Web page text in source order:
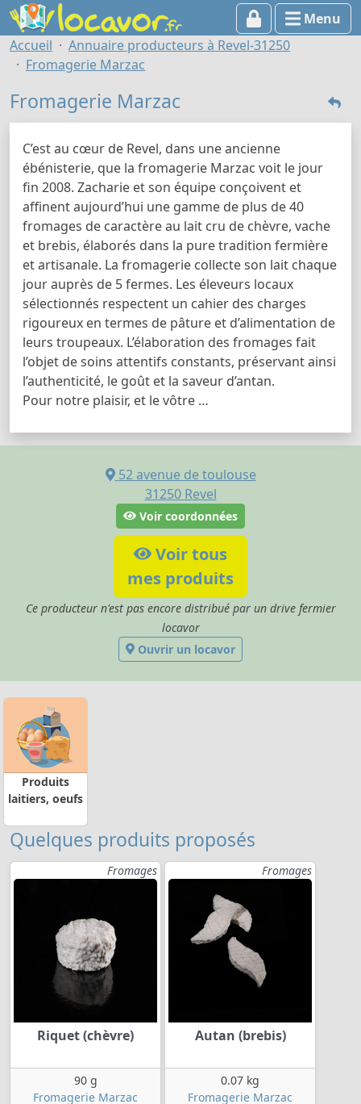
Menu
Accueil
Annuaire producteurs à Revel-31250
Fromagerie Marzac
Fromagerie Marzac
C’est au cœur de Revel, dans une ancienne
ébénisterie, que la fromagerie Marzac voit le jour
fin 2008. Zacharie et son équipe conçoivent et
affinent aujourd’hui une gamme de plus de 40
fromages de caractère au lait cru de chèvre, vache
et brebis, élaborés dans la pure tradition fermière
et artisanale. La fromagerie collecte son lait chaque
jour auprès de 5 fermes. Les éleveurs locaux
sélectionnés respectent un cahier des charges
rigoureux en termes de pâture et d’alimentation de
leurs troupeaux. L’élaboration des fromages fait
l’objet de soins attentifs constants, préservant ainsi
l’authenticité, le goût et la saveur d’antan.
Pour notre plaisir, et le vôtre …
52 avenue de toulouse
31250 Revel
Voir coordonnées
Voir tous
mes produits
Ce producteur n'est pas encore distribué par un drive fermier
locavor
Ouvrir un locavor
Produits
laitiers, oeufs
Quelques produits proposés
Fromages
Riquet (chèvre)
90 g
Fromagerie Marzac
Fromages
Autan (brebis)
0.07 kg
Fromagerie Marzac